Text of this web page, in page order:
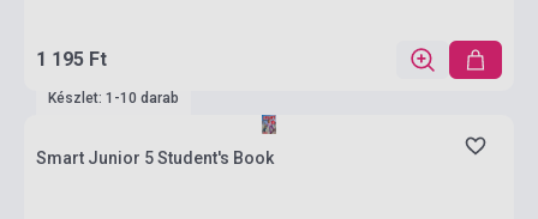
1 195 Ft
Készlet: 1-10 darab
Smart Junior 5 Student's Book